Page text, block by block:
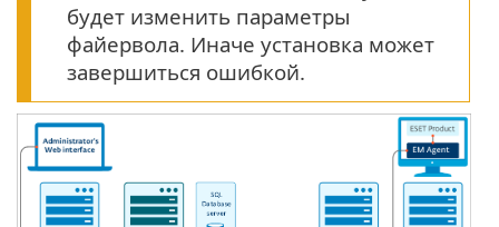
будет изменить параметры
файервола. Иначе установка может
завершиться ошибкой.